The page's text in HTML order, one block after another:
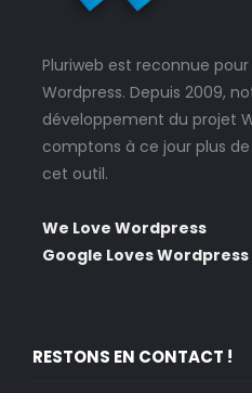
Pluriweb est reconnue
Wordpress. Depuis 2009,
développement du projet
comptons à ce jour plus
cet outil.
We Love Wordpress
Google Loves Wordpress
RESTONS EN CONTACT !